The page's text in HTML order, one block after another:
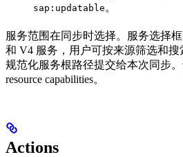
sap:updatable 。
服务范围在同步时选择。服务选择
和 V4 服务，用户可按来源筛选和
规范化服务根路径提交给本次同步
resource capabilities。
Actions